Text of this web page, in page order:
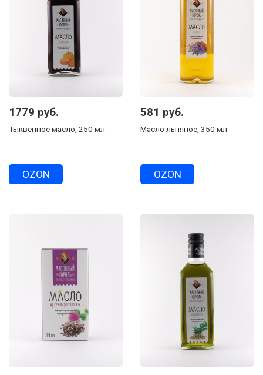
1779 руб.
Тыквенное масло, 250 мл
OZON
581 руб.
Масло льняное, 350 мл
OZON